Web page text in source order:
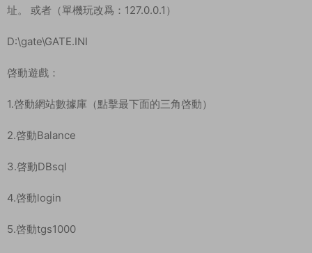
址。 或者（單機玩改爲：127.0.0.1）
D:\gate\GATE.INI
啓動遊戲：
1.啓動網站數據庫（點擊最下面的三角啓動）
2.啓動Balance
3.啓動DBsql
4.啓動login
5.啓動tgs1000